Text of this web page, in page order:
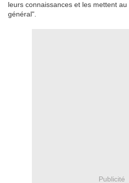
leurs connaissances et les mettent
général".
Publicité